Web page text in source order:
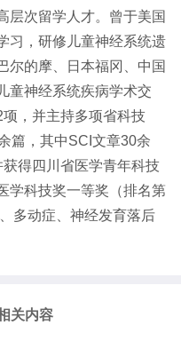
层次留学人才。曾于美国
习，研修儿童神经系统遗
尔的摩、日本福冈、中国
童神经系统疾病学术交
，并主持多项省科技
篇，其中SCI文章30余
得四川省医学青年科技
学科技奖一等奖（排名第
多动症、神经发育落后
关内容